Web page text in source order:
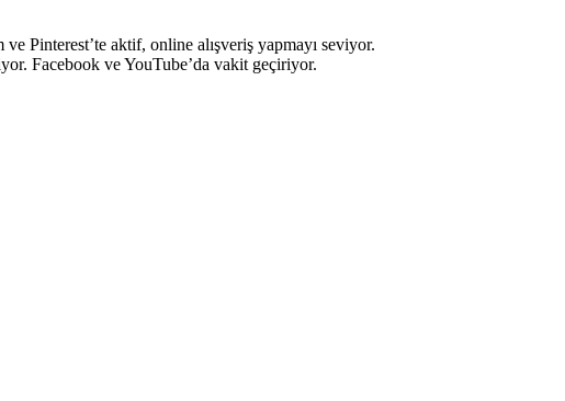
Pinterest’te aktif, online alışveriş yapmayı seviyor.
Facebook ve YouTube’da vakit geçiriyor.